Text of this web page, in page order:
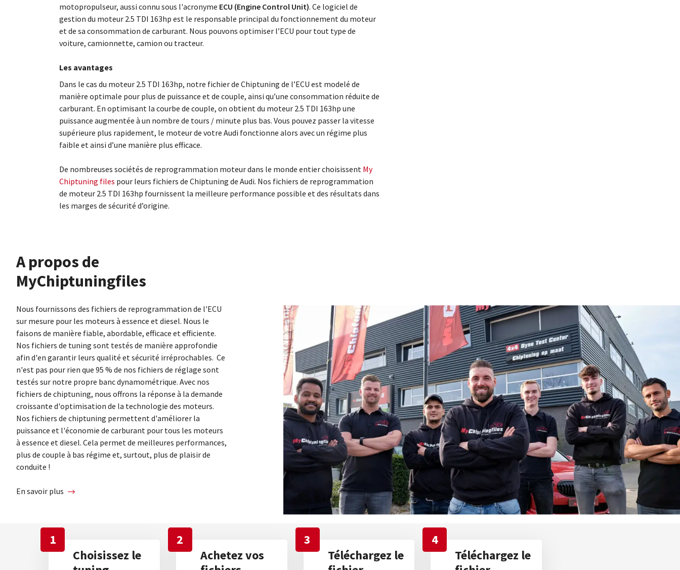
motopropulseur, aussi connu sous l'acronyme ECU (Engine Control Unit). Ce logiciel de
gestion du moteur 2.5 TDI 163hp est le responsable principal du fonctionnement du moteur
et de sa consommation de carburant. Nous pouvons optimiser l’ECU pour tout type de
voiture, camionnette, camion ou tracteur.
Les avantages
Dans le cas du moteur 2.5 TDI 163hp, notre fichier de Chiptuning de l’ECU est modelé de
manière optimale pour plus de puissance et de couple, ainsi qu’une consommation réduite de
carburant. En optimisant la courbe de couple, on obtient du moteur 2.5 TDI 163hp une
puissance augmentée à un nombre de tours / minute plus bas. Vous pouvez passer la vitesse
supérieure plus rapidement, le moteur de votre Audi fonctionne alors avec un régime plus
faible et ainsi d’une manière plus efficace.
De nombreuses sociétés de reprogrammation moteur dans le monde entier choisissent My
Chiptuning files pour leurs fichiers de Chiptuning de Audi. Nos fichiers de reprogrammation
de moteur 2.5 TDI 163hp fournissent la meilleure performance possible et des résultats dans
les marges de sécurité d’origine.
À propos de
MyChiptuningfiles
Nous fournissons des fichiers de reprogrammation de l'ECU
sur mesure pour les moteurs à essence et diesel. Nous le
faisons de manière fiable, abordable, efficace et efficiente.
Nos fichiers de tuning sont testés de manière approfondie
afin d'en garantir leurs qualité et sécurité irréprochables. Ce
n'est pas pour rien que 95 % de nos fichiers de réglage sont
testés sur notre propre banc dynamométrique. Avec nos
fichiers de chiptuning, nous offrons la réponse à la demande
croissante d'optimisation de la technologie des moteurs.
Nos fichiers de chiptuning permettent d'améliorer la
puissance et l'économie de carburant pour tous les moteurs
à essence et diesel. Cela permet de meilleures performances,
plus de couple à bas régime et, surtout, plus de plaisir de
conduite !
En savoir plus
1
Choisissez le
2
Achetez vos
3
Téléchargez le
4
Téléchargez le